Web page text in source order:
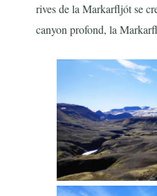
rives de la Markarfljót se
canyon profond, la